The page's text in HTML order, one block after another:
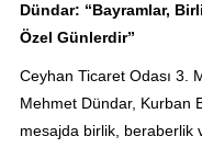
Dündar: “Bayramlar,
Özel Günlerdir”
Ceyhan Ticaret Odası 3.
Mehmet Dündar, Kurban
mesajda birlik, beraberlik